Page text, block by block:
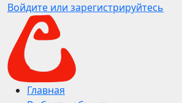
Войдите или зарегистрируйтесь
Главная